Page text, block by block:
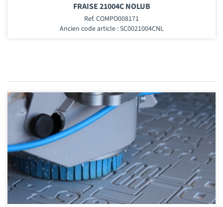
FRAISE 21004C NOLUB
Ref. COMPO008171
Ancien code article : SC0021004CNL